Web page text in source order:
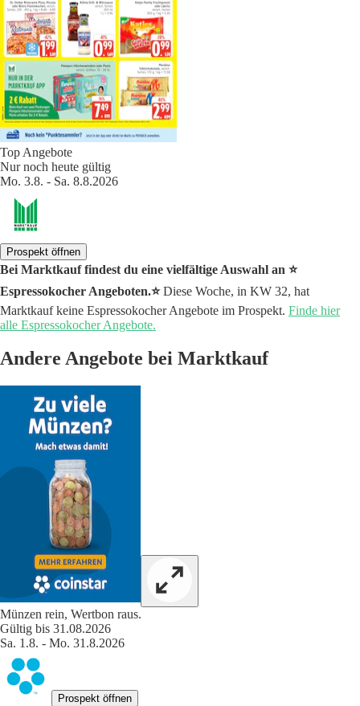
Top Angebote
Nur noch heute gültig
Mo. 3.8. - Sa. 8.8.2026
Prospekt öffnen
Bei Marktkauf findest du eine vielfältige Auswahl an ⭐️
Espressokocher Angeboten.⭐️Diese Woche, in KW 32, hat
Marktkauf keine Espressokocher Angebote im Prospekt. Finde hier
alle Espressokocher Angebote.
Andere Angebote bei Marktkauf
Münzen rein, Wertbon raus.
Gültig bis 31.08.2026
Sa. 1.8. - Mo. 31.8.2026
Prospekt öffnen